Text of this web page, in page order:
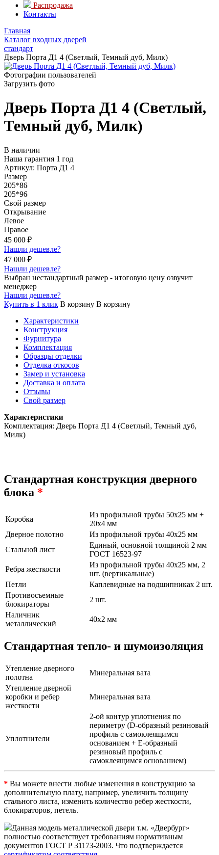
Распродажа
Контакты
Главная
Каталог входных дверей
стандарт
Дверь Порта Д1 4 (Светлый, Темный дуб, Милк)
Фотографии пользователей
Загрузить фото
Дверь Порта Д1 4 (Светлый,
Темный дуб, Милк)
В наличии
Наша гарантия 1 год
Артикул: Порта Д1 4
Размер
205*86
205*96
Свой размер
Открывание
Левое
Правое
45 000 ₽
Нашли дешевле?
47 000 ₽
Нашли дешевле?
Выбран нестандартный размер - итоговую цену озвучит
менеджер
Нашли дешевле?
Купить в 1 клик В корзину В корзину
Характеристики
Конструкция
Фурнитура
Комплектация
Образцы отделки
Отделка откосов
Замер и установка
Доставка и оплата
Отзывы
Свой размер
Характеристики
Комплектация: Дверь Порта Д1 4 (Светлый, Темный дуб,
Милк)
Стандартная конструкция дверного
блока *
Коробка
Из профильной трубы 50х25 мм +
20х4 мм
Дверное полотно
Из профильной трубы 40х25 мм
Стальной лист
Единый, основной толщиной 2 мм
ГОСТ 16523-97
Ребра жесткости
Из профильной трубы 40х25 мм, 2
шт. (вертикальные)
Петли
Каплевидные на подшипниках 2 шт.
Противосъемные
блокираторы
2 шт.
Наличник
металлический
40х2 мм
Стандартная тепло- и шумоизоляция
Утепление дверного
полотна
Минеральная вата
Утепление дверной
коробки и ребер
жесткости
Минеральная вата
Уплотнители
2-ой контур уплотнения по
периметру (D-образный резиновый
профиль с самоклеящимся
основанием + Е-образный
резиновый профиль с
самоклеящимся основанием)
* Вы можете внести любые изменения в конструкцию за
дополнительную плату, например, увеличить толщину
стального листа, изменить количество ребер жесткости,
блокираторов, петель.
Данная модель металлической двери т.м. «Двербург»
полностью соответствует требованиям нормативным
документов ГОСТ Р 31173-2003. Что подтверждается